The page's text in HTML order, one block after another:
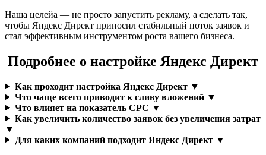
Наша целейа — не просто запустить рекламу, а сделать так,
чтобы Яндекс Директ приносил стабильный поток заявок и
стал эффективным инструментом роста вашего бизнеса.
Подробнее о настройке Яндекс Директ
Как проходит настройка Яндекс Директ ▼
Что чаще всего приводит к сливу вложений ▼
Что влияет на показатель CPC ▼
Как увеличить количество заявок без увеличения затрат
▼
Для каких компаний подходит Яндекс Директ ▼